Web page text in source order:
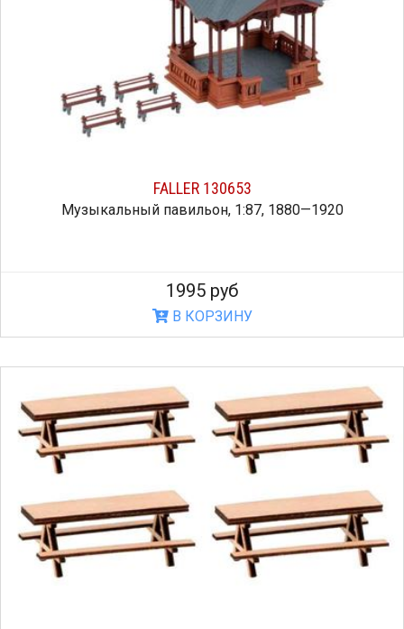
FALLER 130653
Музыкальный павильон, 1:87, 1880—1920
1995 руб
В КОРЗИНУ